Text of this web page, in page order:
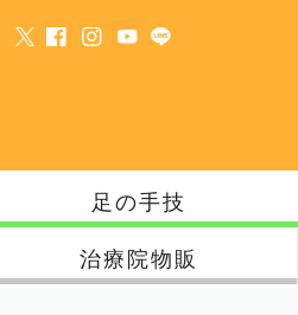
足の手技
治療院物販